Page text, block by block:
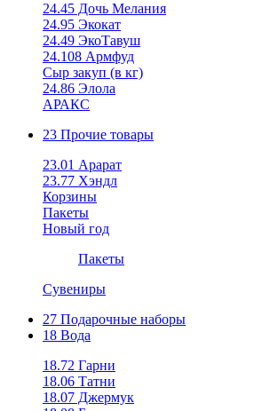
24.45 Дочь Мелания
24.95 Экокат
24.49 ЭкоТавуш
24.108 Армфуд
Сыр закуп (в кг)
24.86 Элола
АРАКС
23 Прочие товары
23.01 Арарат
23.77 Хэндл
Корзины
Пакеты
Новый год
Пакеты
Сувениры
27 Подарочные наборы
18 Вода
18.72 Гарни
18.06 Татни
18.07 Джермук